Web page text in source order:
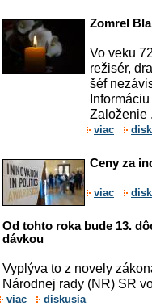
Zomrel
Vo veku
režisér,
šéf
Založenie
viac
Ceny za
viac
Od tohto roka bude 13.
dávkou
Vyplýva to z novely
Národnej rady (NR) SR
viac diskusia